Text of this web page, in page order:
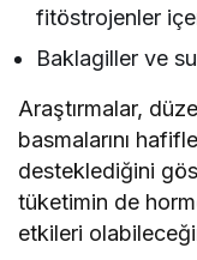
fitöstrojenler
Baklagiller ve
Araştırmalar,
basmalarını
desteklediğini
tüketimin de
etkileri